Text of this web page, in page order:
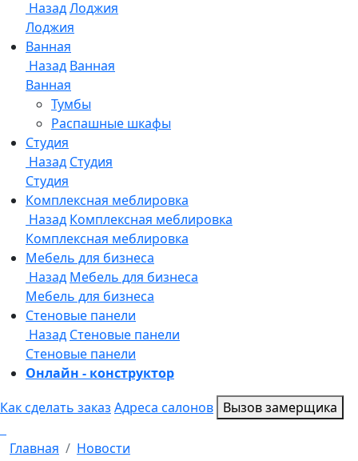
Онлайн - конструктор
Как сделать заказ Адреса салонов Вызов замерщика
Главная
Новости